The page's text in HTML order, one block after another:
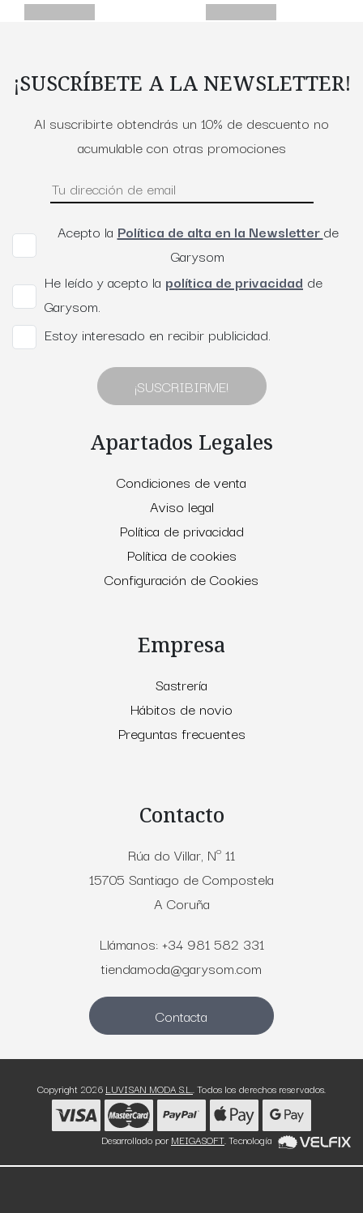
¡SUSCRÍBETE A LA NEWSLETTER!
Al suscribirte obtendrás un 10% de descuento no
acumulable con otras promociones
Acepto la Política de alta en la Newsletterde
Garysom
He leído y acepto la política de privacidad de
Garysom.
Estoy interesado en recibir publicidad.
¡SUSCRIBIRME!
Apartados Legales
Condiciones de venta
Aviso legal
Política de privacidad
Política de cookies
Configuración de Cookies
Empresa
Sastrería
Hábitos de novio
Preguntas frecuentes
Contacto
Rúa do Villar, Nº 11
15705 Santiago de Compostela
A Coruña
Llámanos: +34 981 582 331
tiendamoda@garysom.com
Contacta
Copyright 2026 LUVISAN MODA S.L.. Todos los derechos reservados.
Desarrollado por MEIGASOFT. Tecnología